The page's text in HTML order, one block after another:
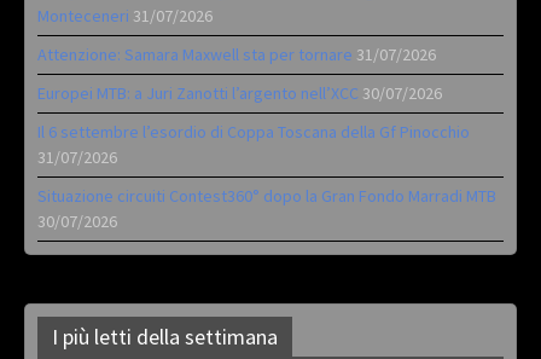
Monteceneri 31/07/2026
Attenzione: Samara Maxwell sta per tornare 31/07/2026
Europei MTB: a Juri Zanotti l’argento nell’XCC 30/07/2026
Il 6 settembre l’esordio di Coppa Toscana della Gf Pinocchio
31/07/2026
Situazione circuiti Contest360° dopo la Gran Fondo Marradi MTB
30/07/2026
I più letti della settimana